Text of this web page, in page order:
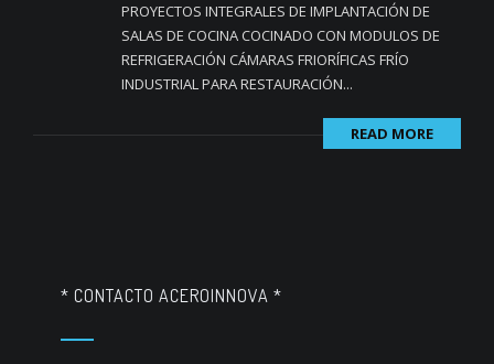
PROYECTOS INTEGRALES DE IMPLANTACIÓN DE
SALAS DE COCINA COCINADO CON MODULOS DE
REFRIGERACIÓN CÁMARAS FRIORÍFICAS FRÍO
INDUSTRIAL PARA RESTAURACIÓN...
READ MORE
* CONTACTO ACEROINNOVA *